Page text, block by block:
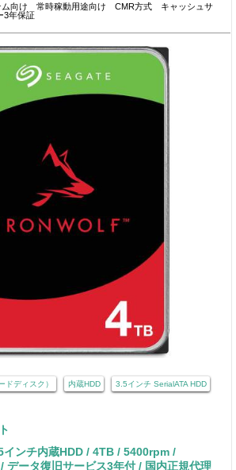
向け 常時稼動用途向け CMR方式 キャッシュサ
3年保証
ドディスク） 内蔵HDD 3.5インチ SerialATA HDD
ンチ内蔵HDD / 4TB / 5400rpm /
データ復旧サービス3年付 / 国内正規代理